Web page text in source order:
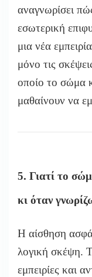
αναγνωρίσει
εσωτερική
μια νέα
μόνο τις
οποίο το σώμα
μαθαίνουν να
5. Γιατί το
κι όταν
Η αίσθηση
λογική σκέψη.
εμπειρίες και